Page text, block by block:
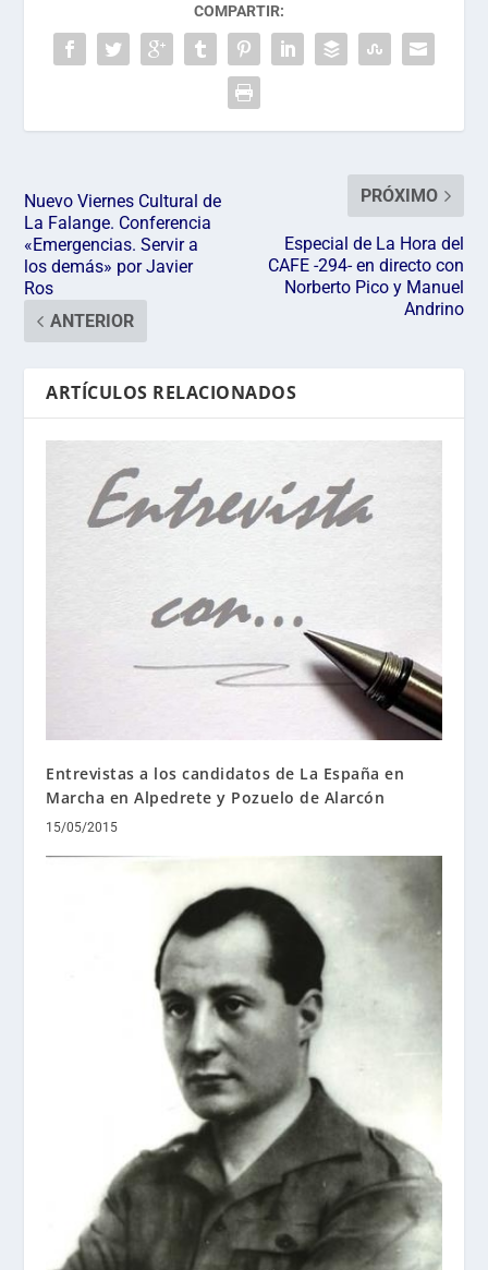
COMPARTIR:
Nuevo Viernes Cultural de
La Falange. Conferencia
«Emergencias. Servir a
los demás» por Javier
Ros
ANTERIOR
PRÓXIMO
Especial de La Hora del
CAFE -294- en directo con
Norberto Pico y Manuel
Andrino
ARTÍCULOS RELACIONADOS
Entrevistas a los candidatos de La España en
Marcha en Alpedrete y Pozuelo de Alarcón
15/05/2015